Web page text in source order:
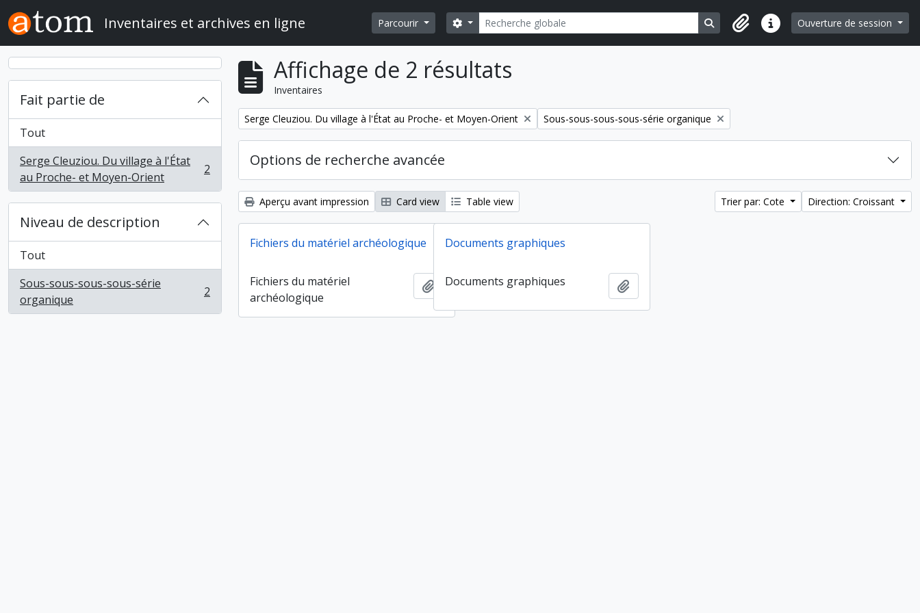
Skip to main content
Inventaires et archives en ligne Parcourir Rechercher
Search options Search in browse page
Liens rapidesOuverture de session
Fait partie de
Tout
Serge Cleuziou. Du village à l'État
au Proche- et Moyen-Orient
, 2 résultats 2
Niveau de description
Tout
Sous-sous-sous-sous-série
organique
, 2 résultats 2
Affichage de 2 résultats
Inventaires
Remove filter:
Serge Cleuziou. Du village à l'État au Proche- et Moyen-Orient Remove filter:
Sous-sous-sous-sous-série organique
Options de recherche avancée
Aperçu avant impression Card view Table view Trier par: Cote Direction: Croissant
Fichiers du matériel archéologique
Fichiers du matériel
archéologique
Ajouter au presse-papier
Documents graphiques
Documents graphiques Ajouter au presse-papier